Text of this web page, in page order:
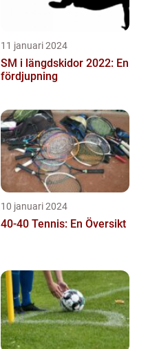
11 januari 2024
SM i längdskidor 2022: En
fördjupning
10 januari 2024
40-40 Tennis: En Översikt